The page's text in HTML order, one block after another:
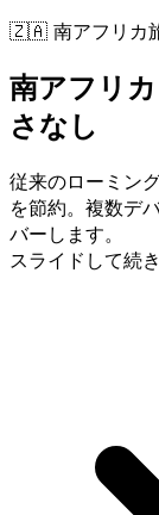
🇿🇦 南アフリカ
南アフリ
さなし
従来のローミン
を節約。複数デ
バーします。
スライドして続